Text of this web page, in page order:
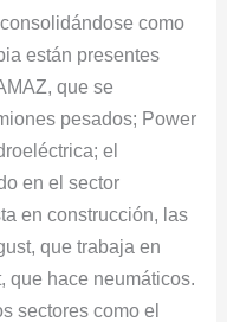
como
están presentes
que se
pesados; Power
el
en el sector
en construcción, las
que trabaja en
que hace neumáticos.
sectores como el